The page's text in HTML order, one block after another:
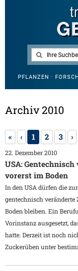
PFLANZEN ·
Archiv 2010
« ‹ 1 2 3 ›
22. Dezember 2010
USA:
vorerst im Boden
In den USA dürfen die
gentechnisch
Boden bleiben. Ein
Vorinstanz ausgesetzt,
hatte. Derzeit ist noch
Zuckerüben unter